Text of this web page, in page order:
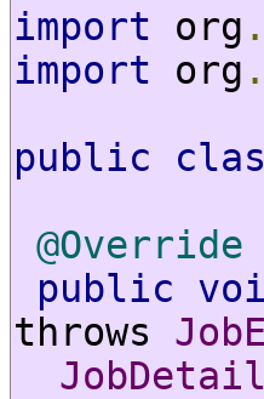
import org .
import org .
public
@Override
public
throws